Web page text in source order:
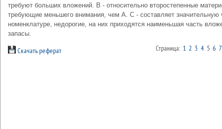
требуют больших вложений. В - относительно второстепенные
требующие меньшего внимания, чем А. С - составляет значительную
номенклатуре, недорогие, на них приходятся наименьшая часть
запасы.
Скачать реферат Страница: 1 2 3 45 6 7